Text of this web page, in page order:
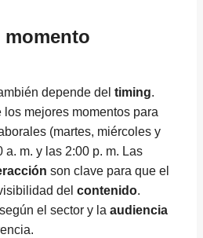
depende del timing.
mejores momentos para
(martes, miércoles y
a. m. y las 2:00 p. m. Las
son clave para que el
del contenido.
según el sector y la audiencia